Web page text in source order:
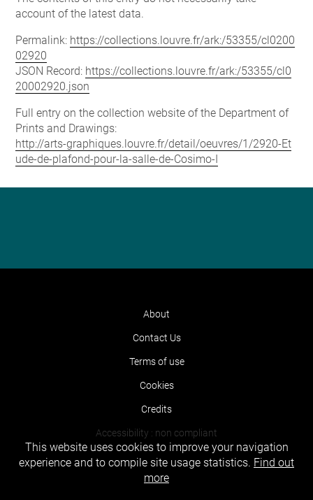
account of the latest data.
Permalink: https://collections.louvre.fr/ark:/53355/cl0200
02920
JSON Record: https://collections.louvre.fr/ark:/53355/cl0
20002920.json
Full entry on the collection website of the Department of
Prints and Drawings:
http://arts-graphiques.louvre.fr/detail/oeuvres/1/2920-Et
ude-de-plafond-pour-la-salle-de-Cosimo-I
About
Contact Us
Terms of use
Cookies
Credits
Accessibility : non compliant
This website uses cookies to improve your navigation
experience and to compile site usage statistics. Find out
more